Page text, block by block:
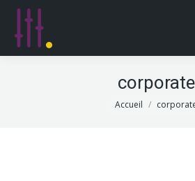
corporate
Vous êtes ici :
Accueil